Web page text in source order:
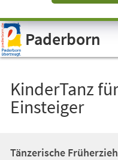
Visuelle
Assistenzsoftware
öffnen.Paderborn
KinderTanz
Einsteiger
Tänzerische